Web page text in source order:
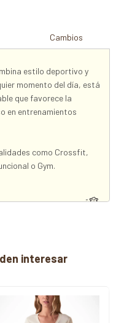
Cambios
estilo deportivo y
momento del día, está
que favorece la
en entrenamientos
como Crossfit,
o Gym.
interesar